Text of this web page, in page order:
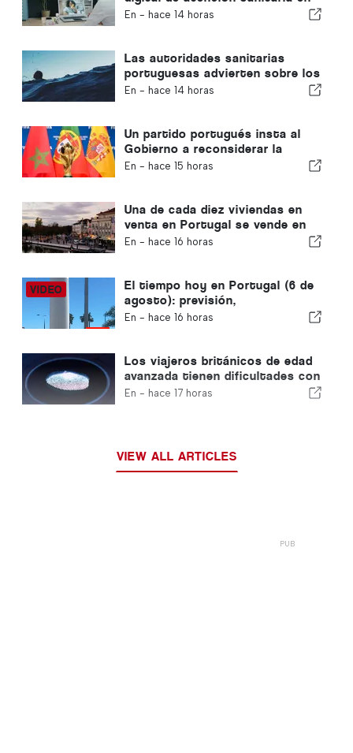
Portugal
En - hace 14 horas
Las autoridades sanitarias
portuguesas advierten sobre los
peligros del ahogamiento
En - hace 14 horas
Un partido portugués insta al
Gobierno a reconsiderar la
candidatura de Marruecos para
En - hace 15 horas
Una de cada diez viviendas en
venta en Portugal se vende en
menos de una semana
En - hace 16 horas
El tiempo hoy en Portugal (6 de
agosto): previsión,
temperaturas y qué se puede
En - hace 16 horas
Los viajeros británicos de edad
avanzada tienen dificultades con
los nuevos controles de huellas
En - hace 17 horas
VIEW ALL ARTICLES